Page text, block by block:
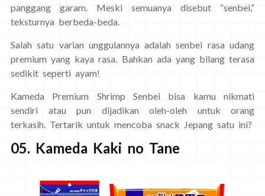
panggang garam. Meski semuanya disebut “senbei,”
teksturnya berbeda-beda.
Salah satu varian unggulannya adalah senbei rasa udang
premium yang kaya rasa. Bahkan ada yang bilang terasa
sedikit seperti ayam!
Kameda Premium Shrimp Senbei bisa kamu nikmati
sendiri atau pun dijadikan oleh-oleh untuk orang
terkasih. Tertarik untuk mencoba snack Jepang satu ini?
05. Kameda Kaki no Tane